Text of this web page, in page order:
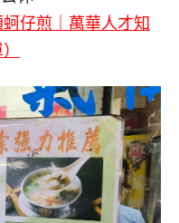
蚵仔煎｜萬華人才知